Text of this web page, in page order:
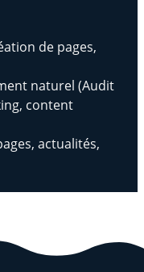
de pages,
naturel (Audit
content
actualités,